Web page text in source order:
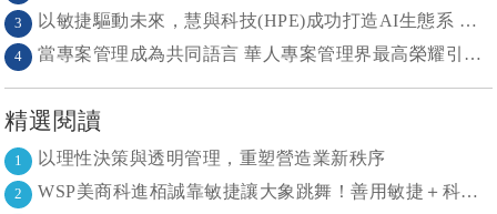
3 以敏捷驅動未來，慧與科技(HPE)成功打造AI生態系 大型敏捷(LeSS)海納百川，讓複雜變簡單
4 當專案管理成為共同語言 華人專案管理界最高榮耀引領的變革時代
精選閱讀
1 以理性決策與透明管理，重塑營造業新秩序
2 WSP美商科進栢誠靠敏捷讓大象跳舞！善用敏捷＋科技力， 大型工程也能快速迭代